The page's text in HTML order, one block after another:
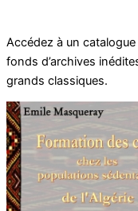
contenu
Accédez à un
fonds d’archives
grands classiques.